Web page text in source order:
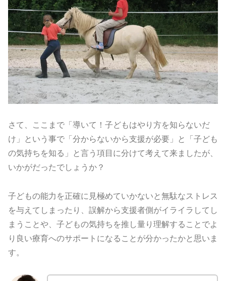
さて、ここまで「導いて！子どもはやり方を知らないだ
け」という事で「分からないから支援が必要」と「子ども
の気持ちを知る」と言う項目に分けて考えて来ましたが、
いかがだったでしょうか？
子どもの能力を正確に見極めていかないと無駄なストレス
を与えてしまったり、誤解から支援者側がイライラしてし
まうことや、子どもの気持ちを推し量り理解することでよ
り良い療育へのサポートになることが分かったかと思いま
す。